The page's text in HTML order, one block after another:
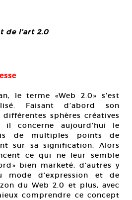
de l’art 2.0
le terme «Web 2.0» s’est
Faisant d’abord son
sphères créatives
il concerne aujourd’hui le
de multiples points de
sur sa signification. Alors
ce qui ne leur semble
bien marketé, d’autres y
mode d’expression et de
du Web 2.0 et plus, avec
comprendre ce concept